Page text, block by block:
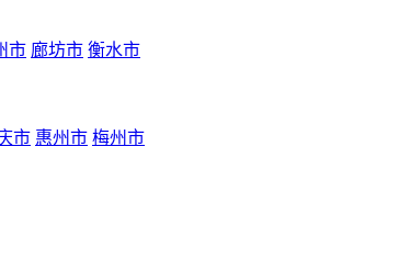
市 廊坊市 衡水市
市 惠州市 梅州市